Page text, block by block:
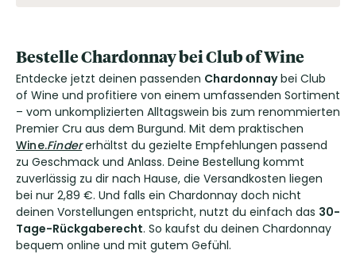
Bestelle Chardonnay bei Club of Wine
Entdecke jetzt deinen passenden Chardonnaybei Club
of Wine und profitiere von einem umfassenden Sortiment
– vom unkomplizierten Alltagswein bis zum renommierten
Premier Cru aus dem Burgund. Mit dem praktischen
Wine.Findererhältst du gezielte Empfehlungen passend
zu Geschmack und Anlass. Deine Bestellung kommt
zuverlässig zu dir nach Hause, die Versandkosten liegen
bei nur 2,89 €. Und falls ein Chardonnay doch nicht
deinen Vorstellungen entspricht, nutzt du einfach das 30-
Tage-Rückgaberecht. So kaufst du deinen Chardonnay
bequem online und mit gutem Gefühl.